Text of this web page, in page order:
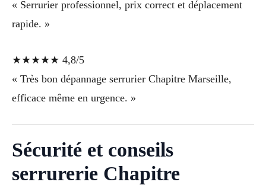
« Serrurier professionnel, prix correct et déplacement
rapide. »
★★★★★ 4,8/5
« Très bon dépannage serrurier Chapitre Marseille,
efficace même en urgence. »
Sécurité et conseils
serrurerie Chapitre